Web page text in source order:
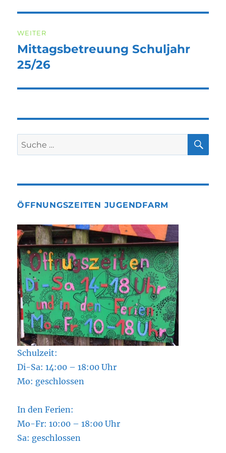
WEITER
Nächster
Beitrag:
Mittagsbetreuung Schuljahr
25/26
Suche
nach:
ÖFFNUNGSZEITEN JUGENDFARM
Schulzeit:
Di-Sa: 14:00 – 18:00 Uhr
Mo: geschlossen
In den Ferien:
Mo-Fr: 10:00 – 18:00 Uhr
Sa: geschlossen